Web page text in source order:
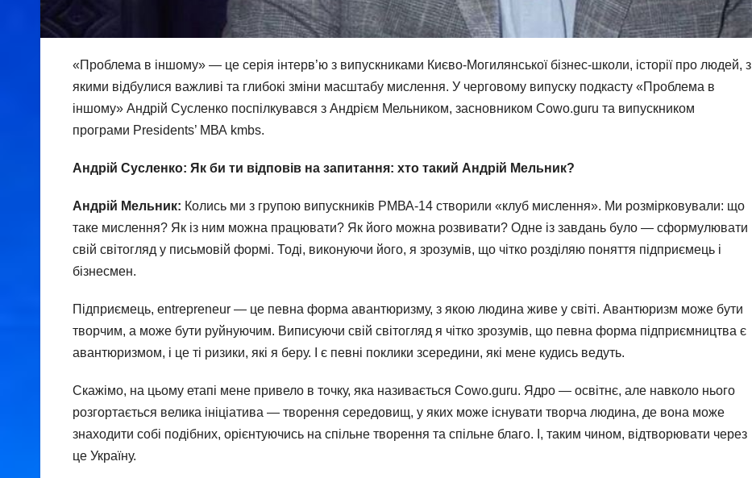
«Проблема в іншому» — це серія інтерв’ю з випускниками Києво-Могилянської бізнес-школи, історії про людей, з
якими відбулися важливі та глибокі зміни масштабу мислення. У черговому випуску подкасту «Проблема в
іншому» Андрій Сусленко поспілкувався з Андрієм Мельником, засновником Cowo.guru та випускником
програми Рresidents’ МВА kmbs.
Андрій Сусленко: Як би ти відповів на запитання: хто такий Андрій Мельник?
Андрій Мельник: Колись ми з групою випускників РМВА-14 створили «клуб мислення». Ми розмірковували: що
таке мислення? Як із ним можна працювати? Як його можна розвивати? Одне із завдань було — сформулювати
свій світогляд у письмовій формі. Тоді, виконуючи його, я зрозумів, що чітко розділяю поняття підприємець і
бізнесмен.
Підприємець, entrepreneur — це певна форма авантюризму, з якою людина живе у світі. Авантюризм може бути
творчим, а може бути руйнуючим. Виписуючи свій світогляд я чітко зрозумів, що певна форма підприємництва є
авантюризмом, і це ті ризики, які я беру. І є певні поклики зсередини, які мене кудись ведуть.
Скажімо, на цьому етапі мене привело в точку, яка називається Cowo.guru. Ядро — освітнє, але навколо нього
розгортається велика ініціатива — творення середовищ, у яких може існувати творча людина, де вона може
знаходити собі подібних, орієнтуючись на спільне творення та спільне благо. І, таким чином, відтворювати через
це Україну.